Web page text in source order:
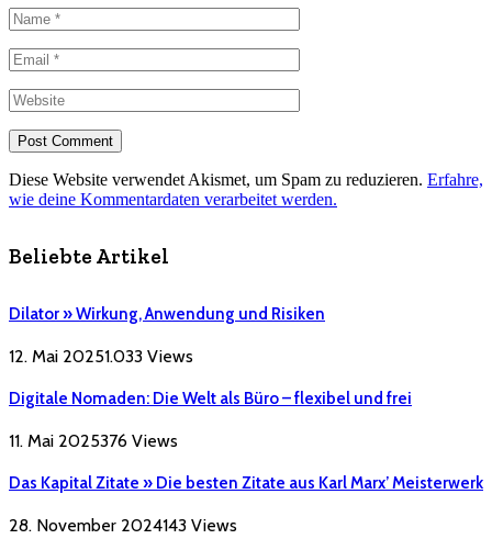
Diese Website verwendet Akismet, um Spam zu reduzieren. Erfahre,
wie deine Kommentardaten verarbeitet werden.
Beliebte Artikel
Dilator » Wirkung, Anwendung und Risiken
12. Mai 20251.033 Views
Digitale Nomaden: Die Welt als Büro – flexibel und frei
11. Mai 2025376 Views
Das Kapital Zitate » Die besten Zitate aus Karl Marx’ Meisterwerk
28. November 2024143 Views